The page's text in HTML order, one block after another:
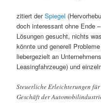
zitiert derSpiegel
doch interessant ohne Ende
Lösungen gesucht, nichts
könnte und generell
liebergezielt an
Leasingfahrzeuge) und
Steuerliche Erleichterungen
Geschäft der